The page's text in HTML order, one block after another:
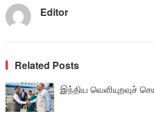
Editor
Related Posts
இந்திய வெளியுறவுச்